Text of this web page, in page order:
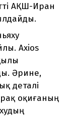
АҚШ-Иран
Axios
Әрине,
деталі
оқиғаның